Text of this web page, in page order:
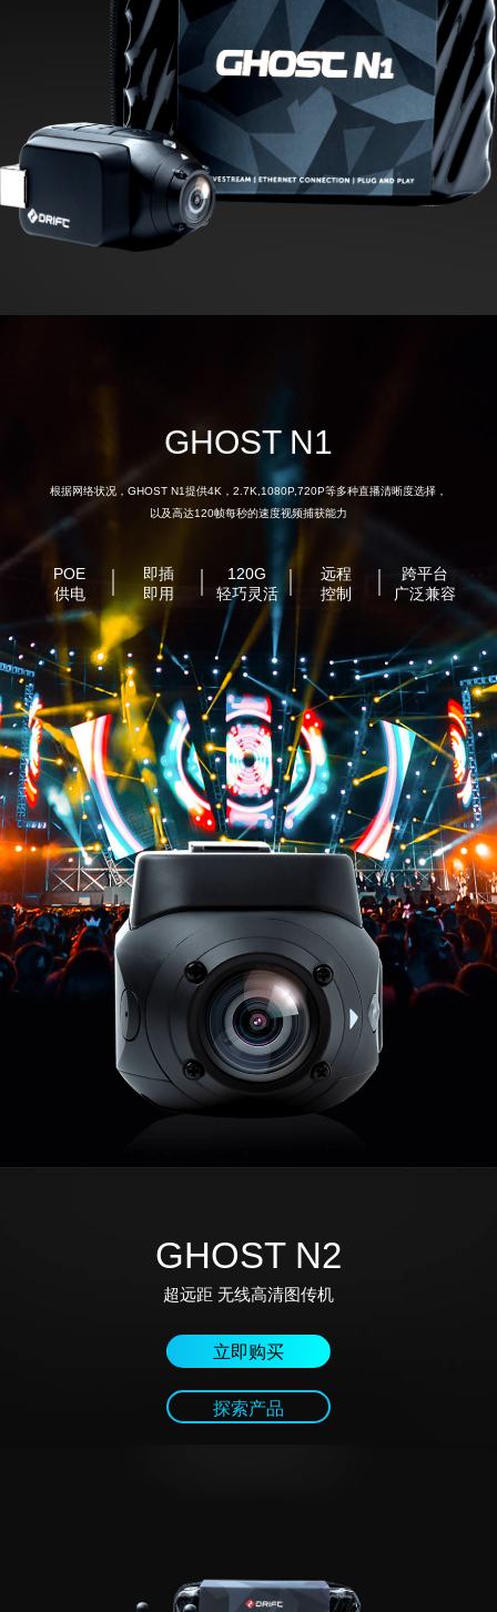
GHOST N1
根据网络状况，GHOST N1提供4K，2.7K,1080P,720P等多种直播清晰度选择，
以及高达120帧每秒的速度视频捕获能力
POE
供电
即插
即用
120G
轻巧灵活
远程
控制
跨平台
广泛兼容
GHOST N2
超远距 无线高清图传机
立即购买
探索产品